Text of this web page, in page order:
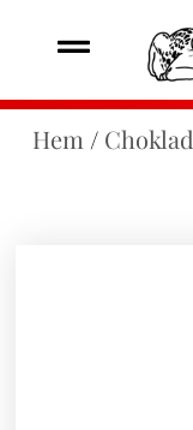
Hem / Choklad